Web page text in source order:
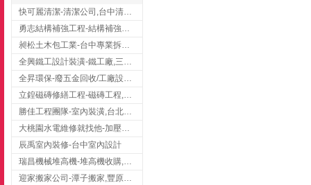
快可麗清潔-清潔公司,台中清潔公司,台中居家清潔
勇志結構補強工程-結構補強工程 ,桃園結構補強工程,龍潭結構補強工程
昶松土木包工業-台中專業拆除工程/挖土機出租
全興鐵工設計裝潢-鐵工廠,三峽鐵工廠,台北鐵工廠
全昇環保-廢五金回收/工廠設備收購/機械設備回收/高價收購廠房設備
立鍠磁磚修繕工程-磁磚工程,磁磚修補,新竹磁磚工程
勝佳工程團隊-室內裝潢,台北房屋裝修,三重室內裝修
大桃園水電維修就找他-加壓馬達,抽水馬達,桃園水電行,中壢水電
辰禹室內裝修-台中室內設計
瑞昌機械堆高機-堆高機收購,新北市堆高機,桃園堆高機
迎家搬家公司-潭子搬家,豐原搬家,大雅搬家,大甲搬家,台中推薦搬家,台中搬家